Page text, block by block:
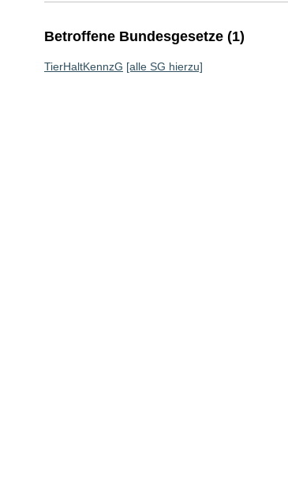
Betroffene Bundesgesetze (1)
TierHaltKennzG [alle SG hierzu]